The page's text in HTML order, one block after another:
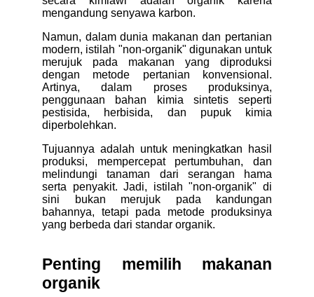
mengandung senyawa karbon.
Namun, dalam dunia makanan dan pertanian
modern, istilah "non-organik" digunakan untuk
merujuk pada makanan yang diproduksi
dengan metode pertanian konvensional.
Artinya, dalam proses produksinya,
penggunaan bahan kimia sintetis seperti
pestisida, herbisida, dan pupuk kimia
diperbolehkan.
Tujuannya adalah untuk meningkatkan hasil
produksi, mempercepat pertumbuhan, dan
melindungi tanaman dari serangan hama
serta penyakit. Jadi, istilah "non-organik" di
sini bukan merujuk pada kandungan
bahannya, tetapi pada metode produksinya
yang berbeda dari standar organik.
Penting memilih makanan
organik